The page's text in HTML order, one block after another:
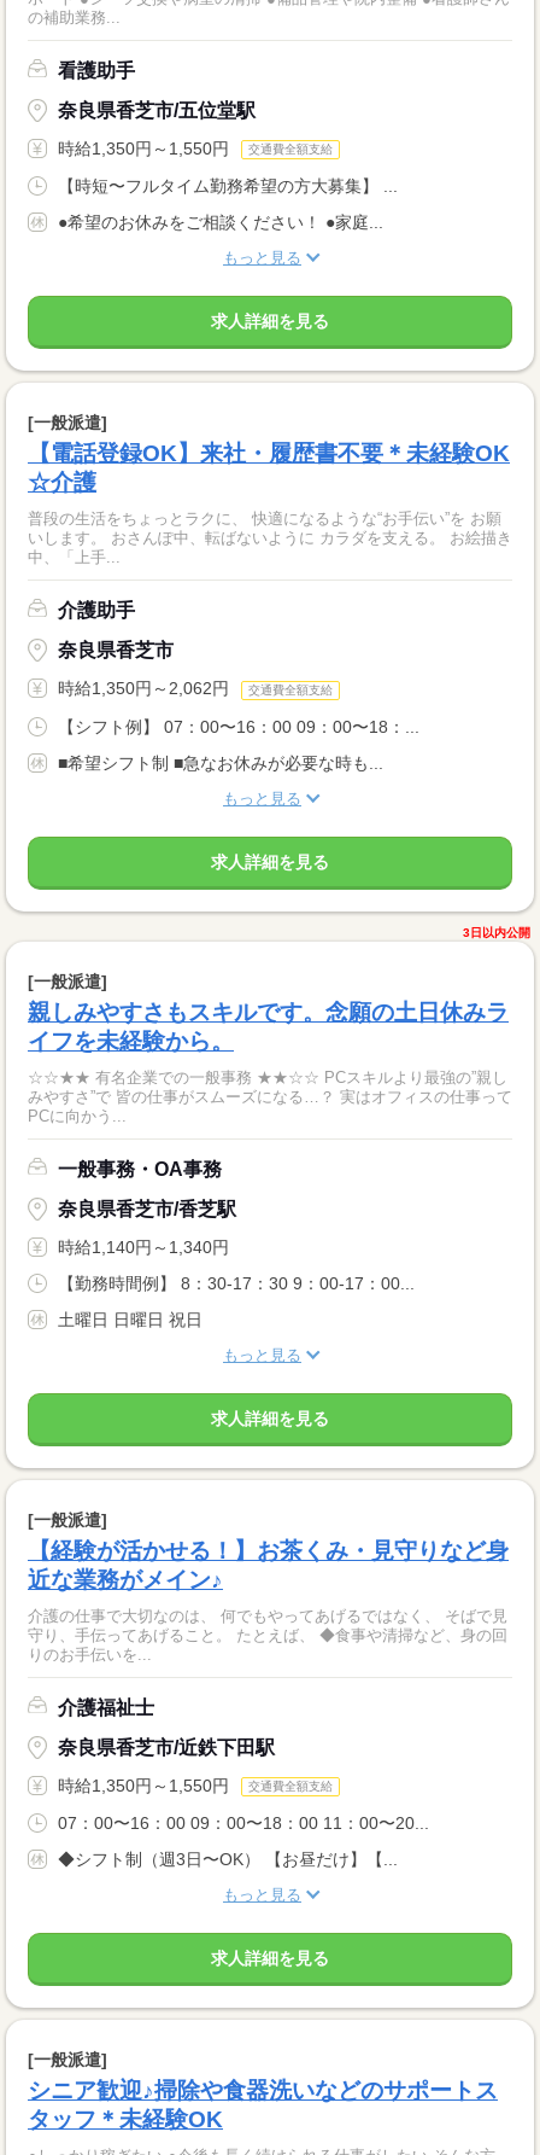
の補助業務...
看護助手
奈良県香芝市/五位堂駅
時給1,350円～1,550円 交通費全額支給
【時短〜フルタイム勤務希望の方大募集】 ...
●希望のお休みをご相談ください！ ●家庭...
もっと見る
求人詳細を見る
[一般派遣]
【電話登録OK】来社・履歴書不要＊未経験OK
☆介護
普段の生活をちょっとラクに、 快適になるような“お手伝い”を お願
いします。 おさんぽ中、転ばないように カラダを支える。 お絵描き
中、「上手...
介護助手
奈良県香芝市
時給1,350円～2,062円 交通費全額支給
【シフト例】 07：00〜16：00 09：00〜18：...
■希望シフト制 ■急なお休みが必要な時も...
もっと見る
求人詳細を見る
3日以内公開
[一般派遣]
親しみやすさもスキルです。念願の土日休みラ
イフを未経験から。
☆☆★★ 有名企業での一般事務 ★★☆☆ PCスキルより最強の”親し
みやすさ”で 皆の仕事がスムーズになる…？ 実はオフィスの仕事って
PCに向かう...
一般事務・OA事務
奈良県香芝市/香芝駅
時給1,140円～1,340円
【勤務時間例】 8：30-17：30 9：00-17：00...
土曜日 日曜日 祝日
もっと見る
求人詳細を見る
[一般派遣]
【経験が活かせる！】お茶くみ・見守りなど身
近な業務がメイン♪
介護の仕事で大切なのは、 何でもやってあげるではなく、 そばで見
守り、手伝ってあげること。 たとえば、 ◆食事や清掃など、身の回
りのお手伝いを...
介護福祉士
奈良県香芝市/近鉄下田駅
時給1,350円～1,550円 交通費全額支給
07：00〜16：00 09：00〜18：00 11：00〜20...
◆シフト制（週3日〜OK） 【お昼だけ】【...
もっと見る
求人詳細を見る
[一般派遣]
シニア歓迎♪掃除や食器洗いなどのサポートス
タッフ＊未経験OK